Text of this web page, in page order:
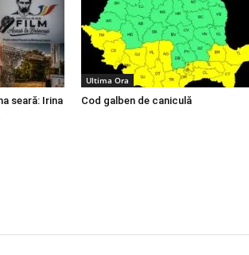
seară: Irina
Ultima Ora
Cod galben de caniculă